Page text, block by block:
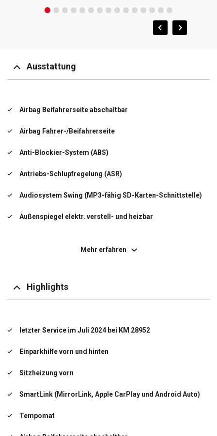
Ausstattung
Airbag Beifahrerseite abschaltbar
Airbag Fahrer-/Beifahrerseite
Anti-Blockier-System (ABS)
Antriebs-Schlupfregelung (ASR)
Audiosystem Swing (MP3-fähig SD-Karten-Schnittstelle)
Außenspiegel elektr. verstell- und heizbar
Gepäckraumabdeckung / Rollo
Mehr erfahren
Highlights
letzter Service im Juli 2024 bei KM 28952
Einparkhilfe vorn und hinten
Sitzheizung vorn
SmartLink (MirrorLink, Apple CarPlay und Android Auto)
Tempomat